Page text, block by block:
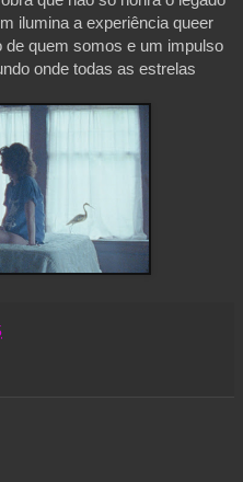
ilumina a experiência queer
quem somos e um impulso
onde todas as estrelas